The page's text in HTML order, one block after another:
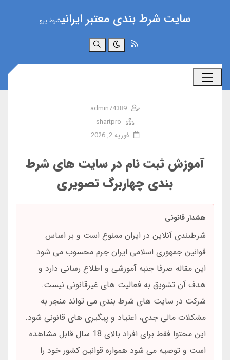
سایت شرط بندی معتبر ایرانیشرط پرو
جستجو
admin74389
shartpro
فوریه 2, 2026
آموزش ثبت‌ نام در سایت‌ های شرط
بندی چهاربرگ تصویری
هشدار قانونی
شرطبندی آنلاین در ایران ممنوع است و بر اساس
قوانین جمهوری اسلامی ایران جرم محسوب می شود.
این مقاله صرفا جنبه آموزشی و اطلاع رسانی دارد و
هدف آن تشویق به فعالیت های غیرقانونی نیست.
شرکت در سایت های شرط بندی می تواند منجر به
مشکلات مالی جدی، اعتیاد و پیگیری های قانونی شود.
این محتوا فقط برای افراد بالای 18 سال قابل مشاهده
است و توصیه می شود همواره قوانین کشور خود را